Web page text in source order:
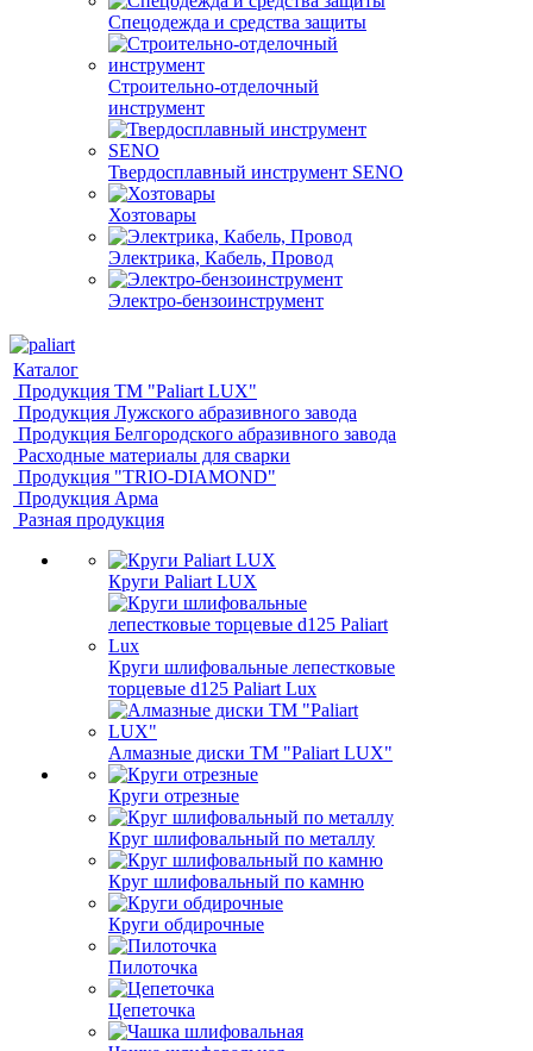
Спецодежда и средства защиты
Строительно-отделочный
инструмент
Твердосплавный инструмент SENO
Хозтовары
Электрика, Кабель, Провод
Электро-бензоинструмент
Каталог
Продукция ТМ "Paliart LUX"
Продукция Лужского абразивного завода
Продукция Белгородского абразивного завода
Расходные материалы для сварки
Продукция "TRIO-DIAMOND"
Продукция Арма
Разная продукция
Круги Paliart LUX
Круги шлифовальные лепестковые
торцевые d125 Paliart Lux
Алмазные диски ТМ "Paliart LUX"
Круги отрезные
Круг шлифовальный по металлу
Круг шлифовальный по камню
Круги обдирочные
Пилоточка
Цепеточка